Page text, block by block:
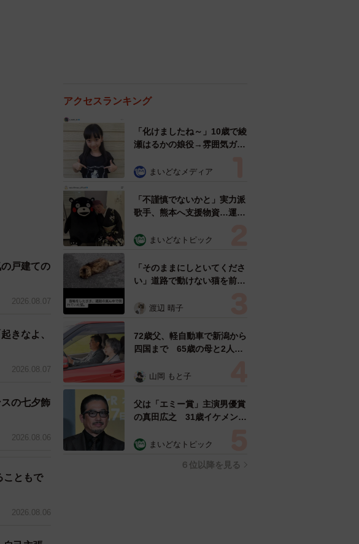
撮影
、 『長
戸建ての
2026.08.07
きなよ、
2026.08.07
の七夕飾
2026.08.06
こともで
2026.08.06
アクセスランキング
「化けましたね～」10歳で綾
瀬はるかの娘役→雰囲気ガラ
雰囲気が」「宝塚に入れそ
まいどなメディア
「不謹慎でないかと」実力派
歌手、熊本へ支援物資…運搬
めらい 「痛いほど伝わる」
まいどなトピック
「そのままにしといてくださ
い」道路で動けない猫を前に
ようとした4日間 「命の重
表の訴え
渡辺 晴子
72歳父、軽自動車で新潟から
四国まで 65歳の母と2人で
憩まで分刻み… 「大学生で
山岡 もと子
父は「エミー賞」主演男優賞
の真田広之 31歳イケメン俳
「ガチヒロさんそっくり」
まいどなトピック
６位以降を見る